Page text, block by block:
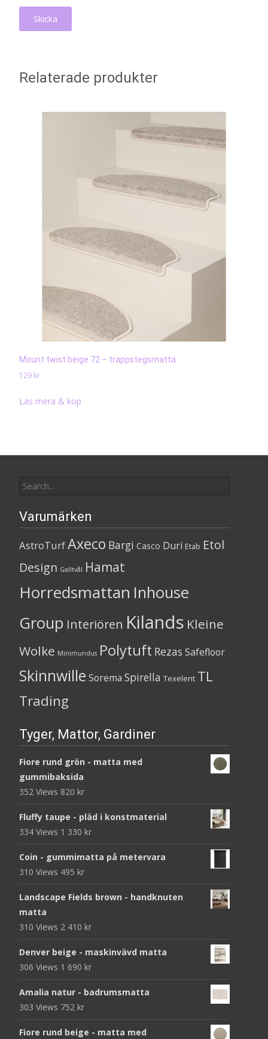
Relaterade produkter
Mount twist beige 72 – trappstegsmatta
129 kr
Läs mera & köp
for:
Varumärken
AstroTurfAxeco Bargi Casco Duri Etab Etol
Design Galltvål Hamat
Horredsmattan Inhouse
Group Interiören Kilands Kleine
Wolke Minimundus Polytuft Rezas Safefloor
Skinnwille Sorema Spirella Texelent TL
Trading
Tyger, Mattor, Gardiner
Fiore rund grön - matta med
gummibaksida
352 Views 820 kr
Fluffy taupe - pläd i konstmaterial
334 Views 1 330 kr
Coin - gummimatta på metervara
310 Views 495 kr
Landscape Fields brown - handknuten
matta
310 Views 2 410 kr
Denver beige - maskinvävd matta
306 Views 1 690 kr
Amalia natur - badrumsmatta
303 Views 752 kr
Fiore rund beige - matta med